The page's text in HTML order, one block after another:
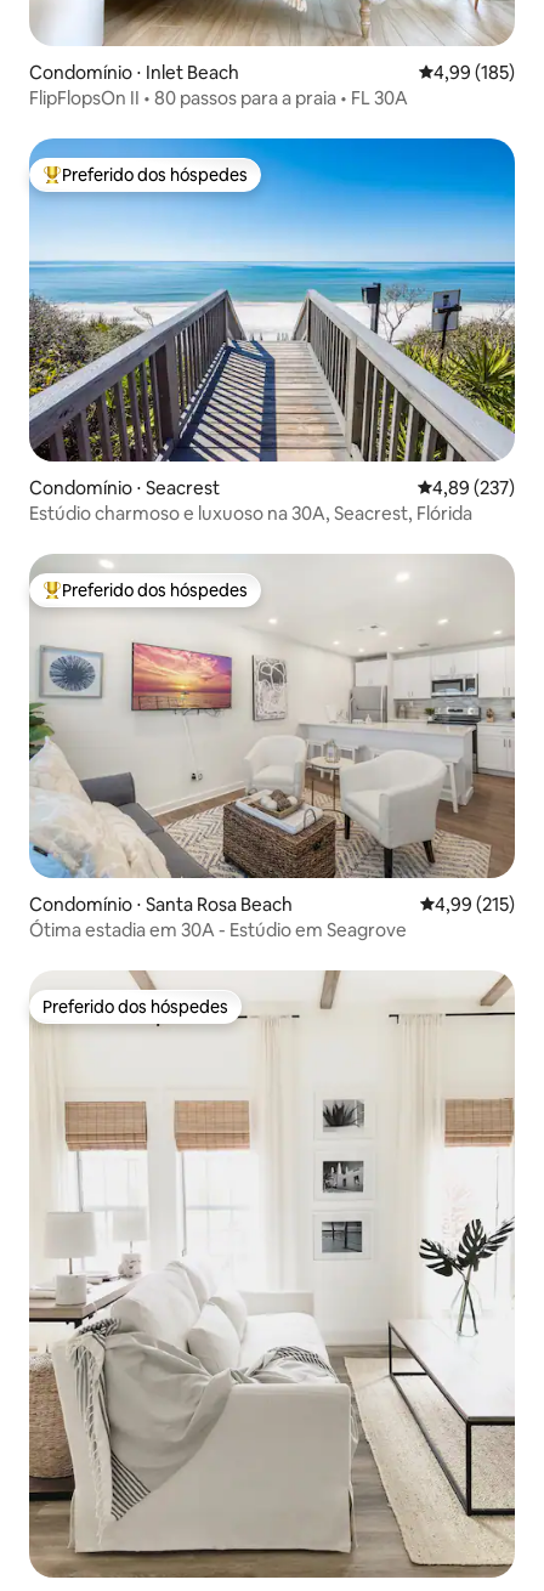
Condomínio ⋅ Inlet Beach 4,99 de uma
4,99 (185)
FlipFlopsOn II • 80 passos para a praia • FL 30A
Entre os melhores preferidos dos hóspedes
Preferido dos hóspedes
Condomínio ⋅ Seacrest 4,89 de uma
4,89 (237)
Estúdio charmoso e luxuoso na 30A, Seacrest, Flórida
Entre os melhores preferidos dos hóspedes
Preferido dos hóspedes
Condomínio ⋅ Santa Rosa Beach 4,99 de uma
4,99 (215)
Ótima estadia em 30A - Estúdio em Seagrove
Preferido dos hóspedes
Preferido dos hóspedes